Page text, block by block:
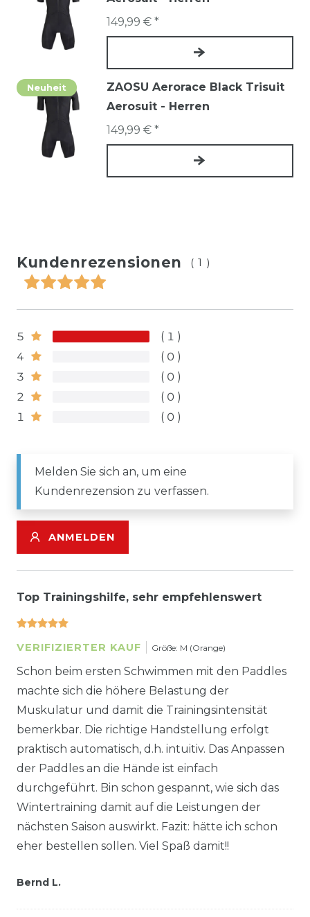
149,99 € *
Neuheit
ZAOSU Aerorace Black Trisuit
Aerosuit - Herren
149,99 € *
Kundenrezensionen (1)
5
1
4
0
3
0
2
0
1
0
Melden Sie sich an, um eine
Kundenrezension zu verfassen.
ANMELDEN
Top Trainingshilfe, sehr empfehlenswert
VERIFIZIERTER KAUF Größe: M (Orange)
Schon beim ersten Schwimmen mit den Paddles
machte sich die höhere Belastung der
Muskulatur und damit die Trainingsintensität
bemerkbar. Die richtige Handstellung erfolgt
praktisch automatisch, d.h. intuitiv. Das Anpassen
der Paddles an die Hände ist einfach
durchgeführt. Bin schon gespannt, wie sich das
Wintertraining damit auf die Leistungen der
nächsten Saison auswirkt. Fazit: hätte ich schon
eher bestellen sollen. Viel Spaß damit!!
Bernd L.